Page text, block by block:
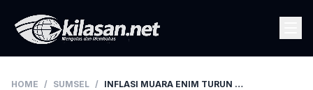
HOME / SUMSEL / INFLASI MUARA ENIM TURUN DIKISARAN 2 PERSEN DAN PERINGKAT KE-2 TERENDAH SE-SUMSEL